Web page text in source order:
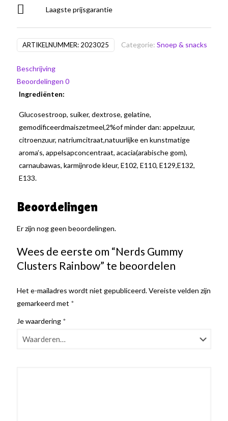
Laagste prijsgarantie
ARTIKELNUMMER: 2023025 Categorie: Snoep & snacks
Beschrijving
Beoordelingen 0
Ingrediënten:
Glucosestroop, suiker, dextrose, gelatine,
gemodificeerdmaiszetmeel,2%of minder dan: appelzuur,
citroenzuur, natriumcitraat,natuurlijke en kunstmatige
aroma’s, appelsapconcentraat, acacia(arabische gom),
carnaubawas, karmijnrode kleur, E102, E110, E129,E132,
E133.
Beoordelingen
Er zijn nog geen beoordelingen.
Wees de eerste om “Nerds Gummy
Clusters Rainbow” te beoordelen
Het e-mailadres wordt niet gepubliceerd.Vereiste velden zijn
gemarkeerd met *
Je waardering *